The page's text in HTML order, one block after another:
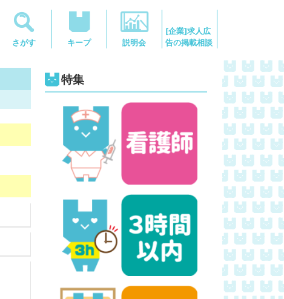
さがす キープ 説明会
[企業]求人広
告の掲載相談
特集